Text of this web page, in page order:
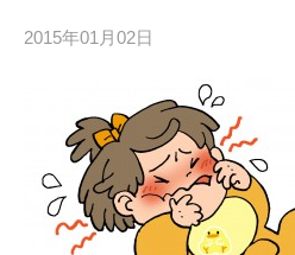
2015年01月02日